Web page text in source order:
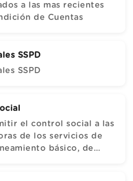
a las mas recientes
de Cuentas
SSPD
SSPD
el control social a las
de los servicios de
básico, de